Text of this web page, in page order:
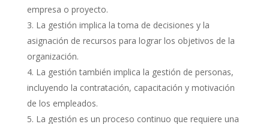
empresa o proyecto.
La gestión implica la toma de decisiones y la
asignación de recursos para lograr los objetivos de la
organización.
La gestión también implica la gestión de personas,
incluyendo la contratación, capacitación y motivación
de los empleados.
La gestión es un proceso continuo que requiere una